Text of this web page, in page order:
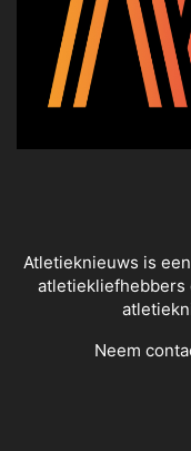
Atletieknieuws is
atletiekliefhebbers
Neem